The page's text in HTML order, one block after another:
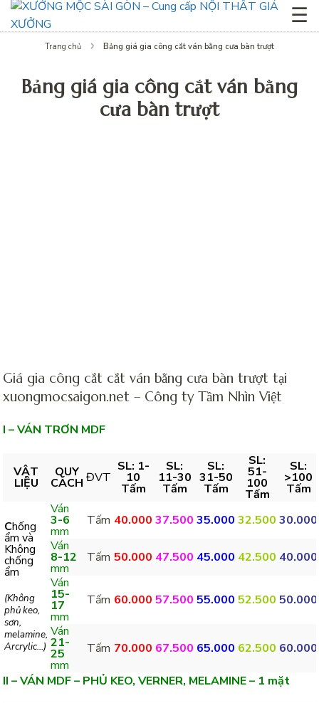
☰
Trang chủ Bảng giá gia công cắt ván bằng cưa bàn trượt
Bảng giá gia công cắt ván bằng
cưa bàn trượt
Giá gia công cắt cắt ván bằng cưa bàn trượt tại
xuongmocsaigon.net – Công ty Tầm Nhìn Việt
I – VÁN TRƠN MDF
VẬT
LIỆU
QUY
CÁCH ĐVT
SL: 1-
10
Tấm
SL:
11-30
Tấm
SL:
31-50
Tấm
SL:
51-
100
Tấm
SL:
>100
Tấm
Chống
ẩm và
Không
chống
ẩm
(Không
phủ keo,
sơn,
melamine,
Arcrylic…)
Ván
3-6
mm
Tấm 40.000 37.500 35.000 32.500 30.000
Ván
8-12
mm
Tấm 50.000 47.500 45.000 42.500 40.000
Ván
15-
17
mm
Tấm 60.000 57.500 55.000 52.500 50.000
Ván
21-
25
mm
Tấm 70.000 67.500 65.000 62.500 60.000
II – VÁN MDF – PHỦ KEO, VERNER, MELAMINE – 1 mặt